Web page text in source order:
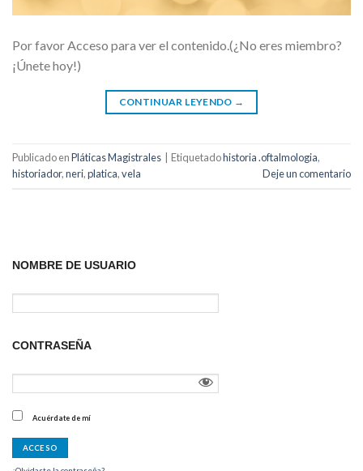
Por favor Acceso para ver el contenido.(¿No eres miembro?
¡Únete hoy!)
CONTINUAR LEYENDO →
Publicado enPláticas Magistrales Etiquetadohistoria .oftalmologia,
historiador,neri,platica,vela Deje un comentario
NOMBRE DE USUARIO
CONTRASEÑA
Acuérdate de mí